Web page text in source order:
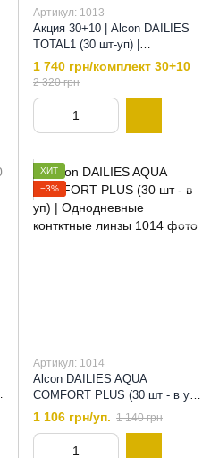
Артикул: 1013
Акция 30+10 | Alcon DAILIES
TOTAL1 (30 шт-уп) |
Однодневные контактные
линзы |, 8,5
1 740 грн/комплект 30+10
2 320 грн
ХИТ
−3%
Артикул: 1014
Alcon DAILIES AQUA
COMFORT PLUS (30 шт - в уп)
| Однодневные контктные
линзы , 8,7
1 106 грн/уп. 1 140 грн